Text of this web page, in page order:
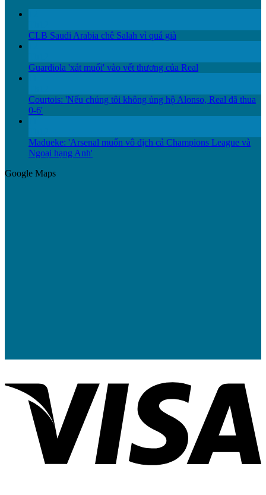
CLB Saudi Arabia chê Salah vì quá già
Guardiola 'xát muối' vào vết thương của Real
Courtois: 'Nếu chúng tôi không ủng hộ Alonso, Real đã thua
0-6'
Madueke: 'Arsenal muốn vô địch cả Champions League và
Ngoại hạng Anh'
Google Maps